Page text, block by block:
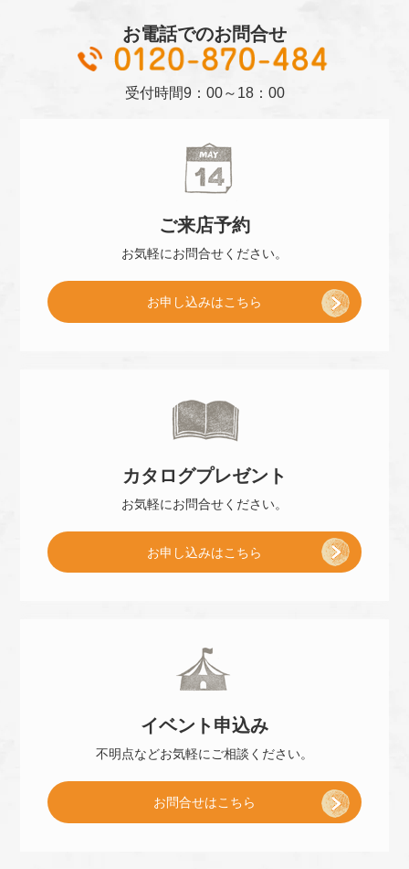
お電話でのお問合せ
受付時間9：00～18：00
ご来店予約
お気軽にお問合せください。
予
お申し込みはこちら
カタログプレゼント
お気軽にお問合せください。
プ
お申し込みはこちら
イベント 申込み
不明点などお気軽に ご相談ください。
お問合せはこちら